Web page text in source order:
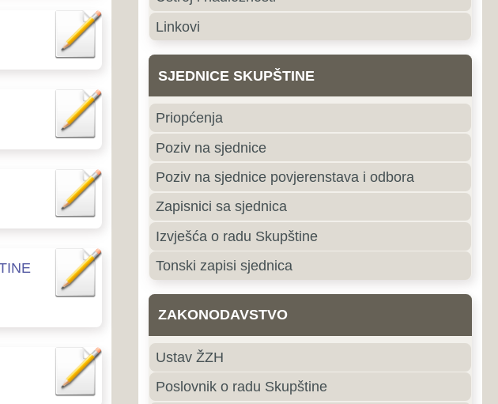
Poziv na sjednice
Poziv na sjednice povjerenstava i odbora
Zapisnici sa sjednica
Tonski zapisi sjednica
ZAKONODAVSTVO
Poslovnik o radu Skupštine
Program rada Skupštine
Javne nabavke
Naše općine...
Grad Široki Brijeg
Grad Široki Brijeg je grad u južnom
dijelu Bosne i Hercegovine i središte